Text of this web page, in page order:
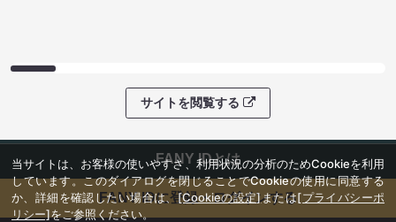
サイトを閲覧する
FANY IDとは
FANY IDに登録・ログインする
当サイトは、お客様の使いやすさ、利用状況の分析のためCookieを利用
しています。このダイアログを閉じることでCookieの使用に同意する
か、詳細を確認したい場合は、[Cookieの設定]または[プライバシーポ
リシー]をご参照ください。